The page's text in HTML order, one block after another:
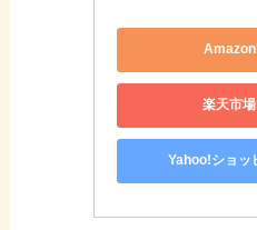
Amazon
楽天市
Yahoo!ショッ